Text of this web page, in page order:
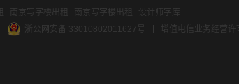
南京写字楼出租 南京写字楼出租
设计师字库
浙公网安备 33010802011627号 增值电信业务经营